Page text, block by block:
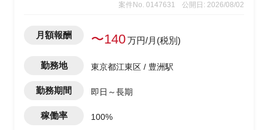
案件No. 0147631
公開日: 2026/08/02
月額報酬 〜140万円/月(税別)
勤務地 東京都江東区 / 豊洲駅
勤務期間 即日～長期
稼働率 100%